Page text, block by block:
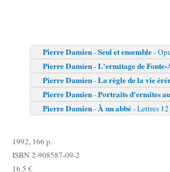
Pierre Damien-Seul et ensemble-
Pierre Damien-L'ermitage de
Pierre Damien-La règle de la vie
Pierre Damien-Portraits d'ermites
Pierre Damien-À un abbé- Lettres 12
1992, 166 p.
ISBN 2-908587-09-2
16.5 €